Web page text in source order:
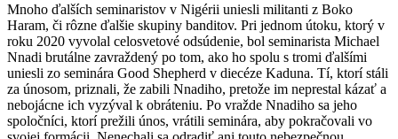
Mnoho ďalších seminaristov v Nigérii uniesli militanti z Boko
Haram, či rôzne ďalšie skupiny banditov. Pri jednom útoku, ktorý v
roku 2020 vyvolal celosvetové odsúdenie, bol seminarista Michael
Nnadi brutálne zavraždený po tom, ako ho spolu s tromi ďalšími
uniesli zo seminára Good Shepherd v diecéze Kaduna. Tí, ktorí stáli
za únosom, priznali, že zabili Nnadiho, pretože im neprestal kázať a
nebojácne ich vyzýval k obráteniu. Po vražde Nnadiho sa jeho
spoločníci, ktorí prežili únos, vrátili seminára, aby pokračovali vo